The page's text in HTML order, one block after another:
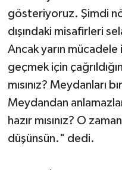
gösteriyoruz. Şimdi
dışındaki misafirleri
Ancak yarın
geçmek için
mısınız? Meydanları
Meydandan
hazır mısınız? O
düşünsün." dedi.